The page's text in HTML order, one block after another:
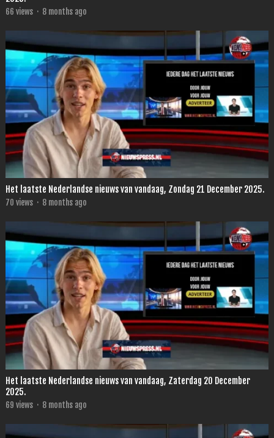
66 views · 8 months ago
Het laatste Nederlandse nieuws van vandaag, Zondag 21 December 2025.
70 views · 8 months ago
Het laatste Nederlandse nieuws van vandaag, Zaterdag 20 December
2025.
69 views · 8 months ago